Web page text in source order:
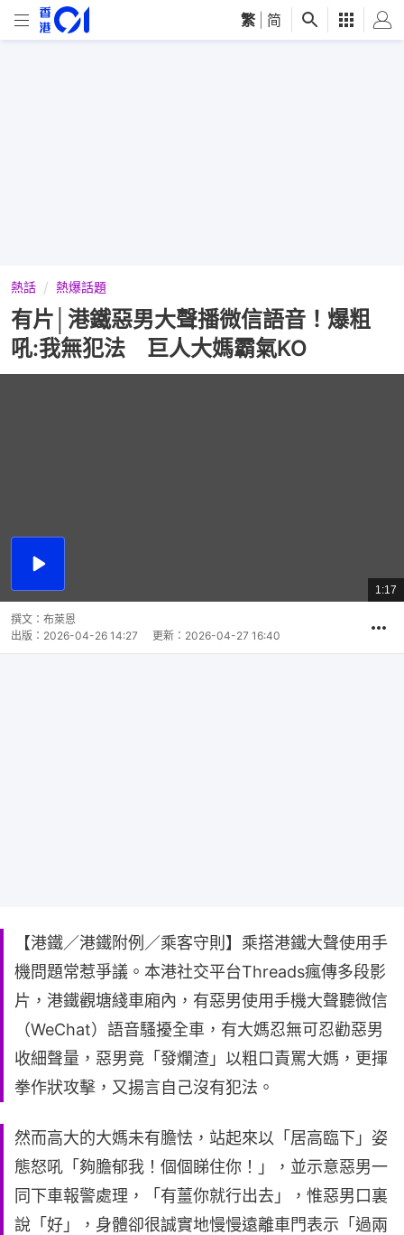
繁 简
熱話 熱爆話題
有片│港鐵惡男大聲播微信語音！爆粗
吼:我無犯法 巨人大媽霸氣KO
播
總
共
1:17
撰文： 布萊恩
出版： 2026-04-26 14:27 更新： 2026-04-27 16:40
【港鐵／港鐵附例／乘客守則】乘搭港鐵大聲使用手
機問題常惹爭議。本港社交平台Threads瘋傳多段影
片，港鐵觀塘綫車廂內，有惡男使用手機大聲聽微信
（WeChat）語音騷擾全車，有大媽忍無可忍勸惡男
收細聲量，惡男竟「發爛渣」以粗口責罵大媽，更揮
拳作狀攻擊，又揚言自己沒有犯法。
然而高大的大媽未有膽怯，站起來以「居高臨下」姿
態怒吼「夠膽郁我！個個睇住你！」，並示意惡男一
同下車報警處理，「有薑你就行出去」，惟惡男口裏
說「好」，身體卻很誠實地慢慢遠離車門表示「過兩